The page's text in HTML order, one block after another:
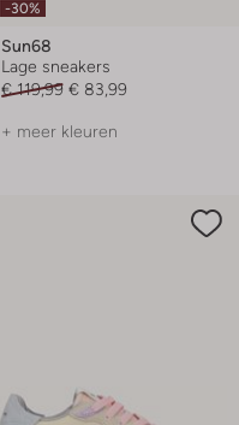
-30%
Sun68
Lage sneakers
€ 119,99 € 83,99
+ meer kleuren